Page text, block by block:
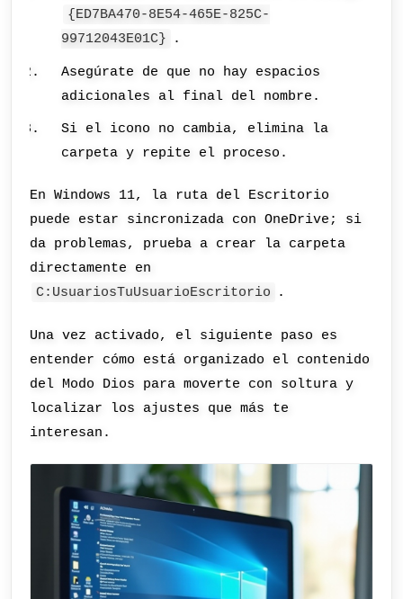
{ED7BA470-8E54-465E-825C-
99712043E01C}
.
Asegúrate de que no hay espacios
adicionales al final del nombre.
Si el icono no cambia, elimina la
carpeta y repite el proceso.
En Windows 11, la ruta del Escritorio
puede estar sincronizada con OneDrive; si
da problemas, prueba a crear la carpeta
directamente en
C:UsuariosTuUsuarioEscritorio
.
Una vez activado, el siguiente paso es
entender cómo está organizado el contenido
del Modo Dios para moverte con soltura y
localizar los ajustes que más te
interesan.